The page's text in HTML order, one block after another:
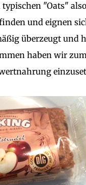
"Oats"
und eignen
überzeugt und
haben wir